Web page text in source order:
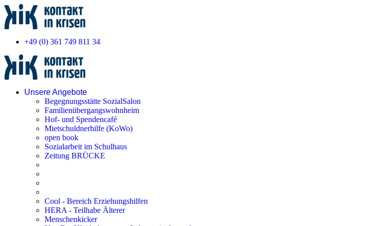
+49 (0) 361 749 811 34
Unsere Angebote
Begegnungsstätte SozialSalon
Familienübergangswohnheim
Hof- und Spendencafé
Mietschuldnerhilfe (KoWo)
open book
Sozialarbeit im Schulhaus
Zeitung BRÜCKE
Cool - Bereich Erziehungshilfen
HERA - Teilhabe Älterer
Menschenkicker